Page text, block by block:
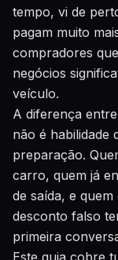
tempo, vi de
pagam muito
compradores
negócios
veículo.
A diferença
não é habilidade
preparação.
carro, quem já
de saída, e
desconto falso
primeira
Este guia cobre